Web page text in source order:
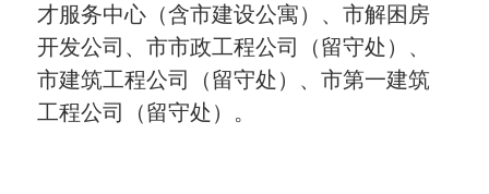
才服务中心（含市建设公寓）、市解困房
开发公司、市市政工程公司（留守处）、
市建筑工程公司（留守处）、市第一建筑
工程公司（留守处） 。